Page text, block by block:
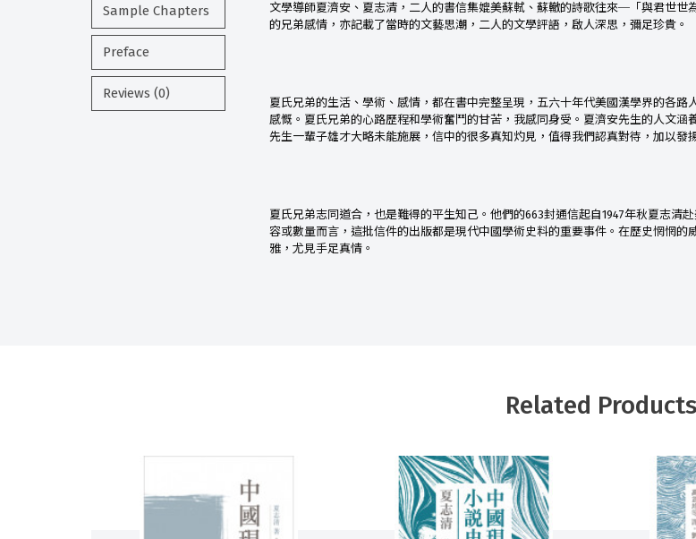
Sample Chapters
Preface
Reviews (0)
文學導師夏濟安、夏志清，二人的書信集媲美蘇軾、蘇轍的詩歌往來─「與君世
的兄弟感情，亦記載了當時的文藝思潮，二人的文學評語，啟人深思，彌足珍貴。
夏氏兄弟的生活、學術、感情，都在書中完整呈現，五六十年代美國漢學界的各
感慨。夏氏兄弟的心路歷程和學術奮鬥的甘苦，我感同身受。夏濟安先生的人文
先生一輩子雄才大略未能施展，信中的很多真知灼見，值得我們認真對待，加以發
夏氏兄弟志同道合，也是難得的平生知己。他們的663封通信起自1947年秋夏志清
容或數量而言，這批信件的出版都是現代中國學術史料的重要事件。在歷史惘惘
雅，尤見手足真情。
Related Products